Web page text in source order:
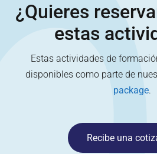
¿Quieres
estas
Estas actividades de
disponibles como parte de
package.
Recibe una